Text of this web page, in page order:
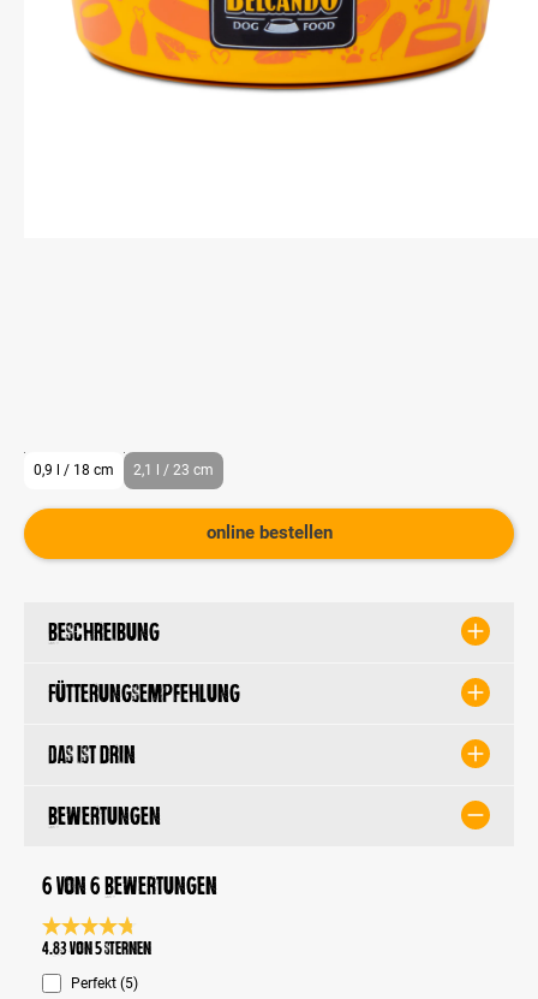
0,9 l / 18 cm 2,1 l / 23 cm
online bestellen
Beschreibung
Fütterungsempfehlung
Das ist drin
Bewertungen
6 von 6 Bewertungen
Durchschnittliche Bewertung 4.8 von 5 Sternen
4.83 von 5 Sternen
Perfekt (5)